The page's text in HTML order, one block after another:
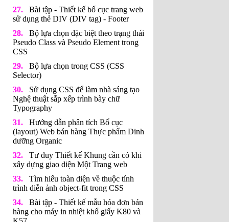
Bài tập - Thiết kế bố cục trang web
sử dụng thẻ DIV (DIV tag) - Footer
Bộ lựa chọn đặc biệt theo trạng thái
Pseudo Class và Pseudo Element trong
CSS
Bộ lựa chọn trong CSS (CSS
Selector)
Sử dụng CSS để làm nhà sáng tạo
Nghệ thuật sắp xếp trình bày chữ
Typography
Hướng dẫn phân tích Bố cục
(layout) Web bán hàng Thực phẩm Dinh
dưỡng Organic
Tư duy Thiết kế Khung cần có khi
xây dựng giao diện Một Trang web
Tìm hiểu toàn diện về thuộc tính
trình diễn ảnh object-fit trong CSS
Bài tập - Thiết kế mẫu hóa đơn bán
hàng cho máy in nhiệt khổ giấy K80 và